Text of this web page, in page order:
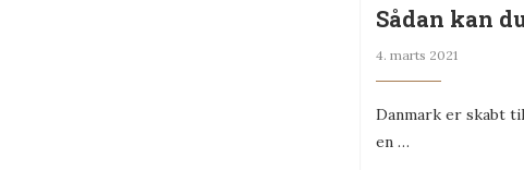
Sådan kan
4. marts 2021
Danmark er skabt
en …